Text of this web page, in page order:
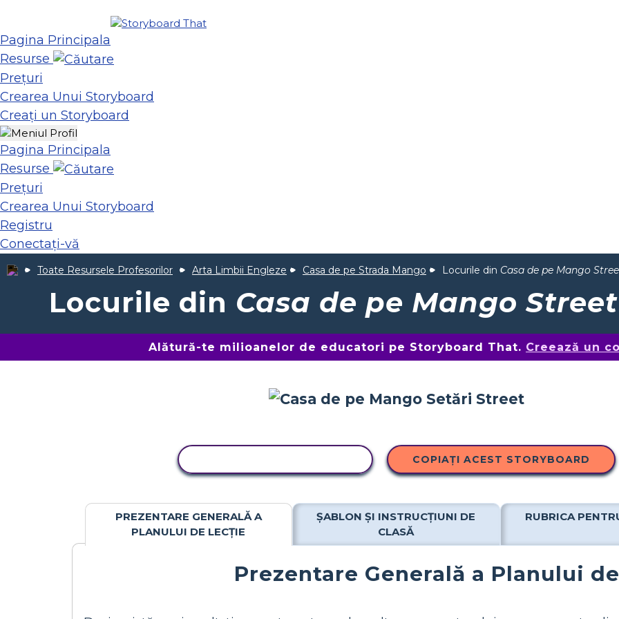
Pagina Principala
Resurse
Prețuri
Crearea Unui Storyboard
Creați un Storyboard
Pagina Principala
Resurse
Prețuri
Crearea Unui Storyboard
Registru
Conectați-vă
Toate Resursele Profesorilor Arta Limbii Engleze Casa de pe Strada Mango Locurile din Casa de pe Mango
Locurile din Casa de pe Mango Street
Alătură-te milioanelor de educatori pe Storyboard That. Creează un
COPIAȚI ACEST STORYBOARD
PREZENTARE GENERALĂ A
PLANULUI DE LECȚIE
ȘABLON ȘI INSTRUCȚIUNI DE
CLASĂ
RUBRICA
Prezentare Generală a Planului